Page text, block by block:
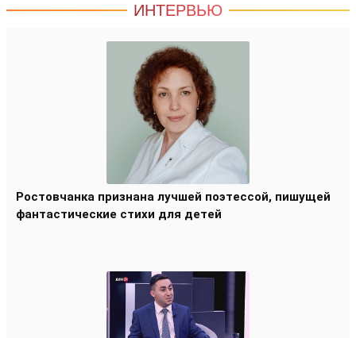
ИНТЕРВЬЮ
Ростовчанка признана лучшей поэтессой, пишущей
фантастические стихи для детей